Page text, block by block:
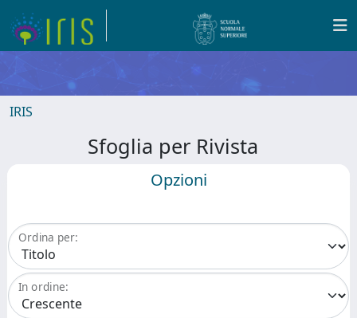
IRIS
Sfoglia per Rivista
Opzioni
Ordina per:
In ordine: